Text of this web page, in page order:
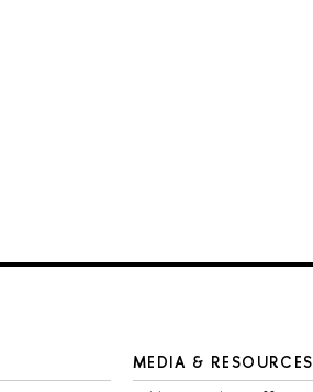
MEDIA & RESOURCES